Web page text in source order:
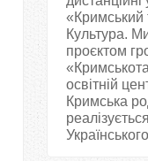
«Кримський
Культура.
проєктом
освітній
Кримська